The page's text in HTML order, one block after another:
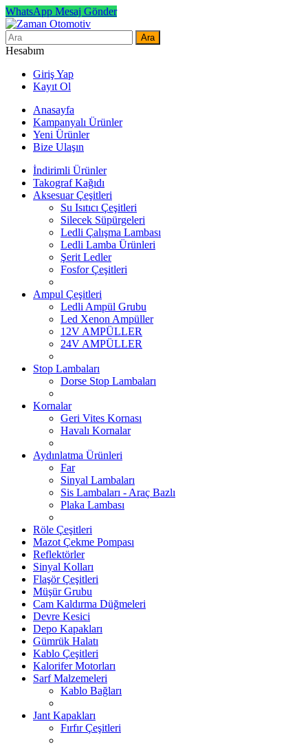
WhatsApp Mesaj Gönder
Ara
Hesabım
Giriş Yap
Kayıt Ol
Anasayfa
Kampanyalı Ürünler
Yeni Ürünler
Bize Ulaşın
İndirimli Ürünler
Takograf Kağıdı
Aksesuar Çeşitleri
Su Isıtıcı Çeşitleri
Silecek Süpürgeleri
Ledli Çalışma Lambası
Ledli Lamba Ürünleri
Şerit Ledler
Fosfor Çeşitleri
Ampul Çeşitleri
Ledli Ampül Grubu
Led Xenon Ampüller
12V AMPÜLLER
24V AMPÜLLER
Stop Lambaları
Dorse Stop Lambaları
Kornalar
Geri Vites Kornası
Havalı Kornalar
Aydınlatma Ürünleri
Far
Sinyal Lambaları
Sis Lambaları - Araç Bazlı
Plaka Lambası
Röle Çeşitleri
Mazot Çekme Pompası
Reflektörler
Sinyal Kolları
Flaşör Çeşitleri
Müşür Grubu
Cam Kaldırma Düğmeleri
Devre Kesici
Depo Kapakları
Gümrük Halatı
Kablo Çeşitleri
Kalorifer Motorları
Sarf Malzemeleri
Kablo Bağları
Jant Kapakları
Fırfır Çeşitleri